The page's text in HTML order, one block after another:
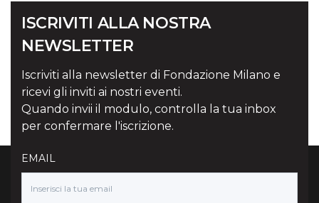
ISCRIVITI ALLA NOSTRA
NEWSLETTER
Iscriviti alla newsletter di Fondazione Milano e
ricevi gli inviti ai nostri eventi.
Quando invii il modulo, controlla la tua inbox
per confermare l'iscrizione.
EMAIL